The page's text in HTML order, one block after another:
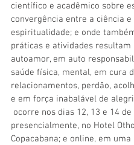
científico e acadêmico sobre
convergência entre a ciência e
espiritualidade; e onde
práticas e atividades resultam
autoamor, em auto
saúde física, mental, em cura
relacionamentos, perdão,
e em força inabalável de
ocorre nos dias 12, 13 e 14 de
presencialmente, no Hotel
Copacabana; e online, em